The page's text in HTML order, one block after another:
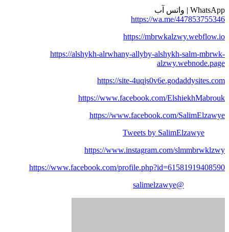
WhatsApp | واتس آب
https://wa.me/447853755346
https://mbrwkalzwy.webflow.io
https://alshykh-alrwhany-allyby-alshykh-salm-mbrwk-
alzwy.webnode.page
https://site-4uqjs0v6e.godaddysites.com
https://www.facebook.com/ElshiekhMabrouk
https://www.facebook.com/SalimElzawye
Tweets by SalimElzawye
https://www.instagram.com/slmmbrwklzwy
https://www.facebook.com/profile.php?id=61581919408590
@salimelzawye